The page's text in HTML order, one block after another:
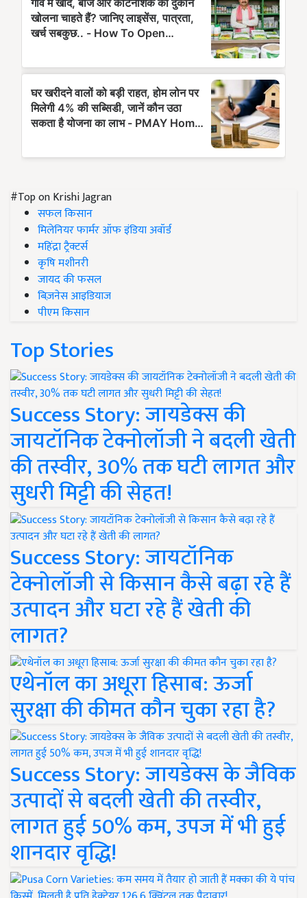
#Top on Krishi Jagran
सफल किसान
मिलेनियर फार्मर ऑफ इंडिया अवॉर्ड
महिंद्रा ट्रैक्टर्स
कृषि मशीनरी
जायद की फसल
बिज़नेस आइडियाज
पीएम किसान
Top Stories
Success Story: जायडेक्स की
जायटॉनिक टेक्नोलॉजी ने बदली खेती
की तस्वीर, 30% तक घटी लागत और
सुधरी मिट्टी की सेहत!
Success Story: जायटॉनिक
टेक्नोलॉजी से किसान कैसे बढ़ा रहे हैं
उत्पादन और घटा रहे हैं खेती की
लागत?
एथेनॉल का अधूरा हिसाब: ऊर्जा
सुरक्षा की कीमत कौन चुका रहा है?
Success Story: जायडेक्स के जैविक
उत्पादों से बदली खेती की तस्वीर,
लागत हुई 50% कम, उपज में भी हुई
शानदार वृद्धि!